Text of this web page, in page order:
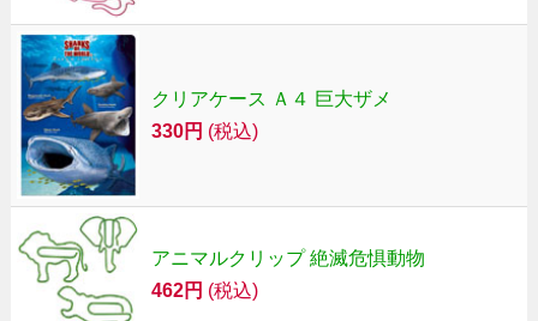
クリアケース Ａ４ 巨大ザメ
330円 (税込)
アニマルクリップ 絶滅危惧動物
462円 (税込)